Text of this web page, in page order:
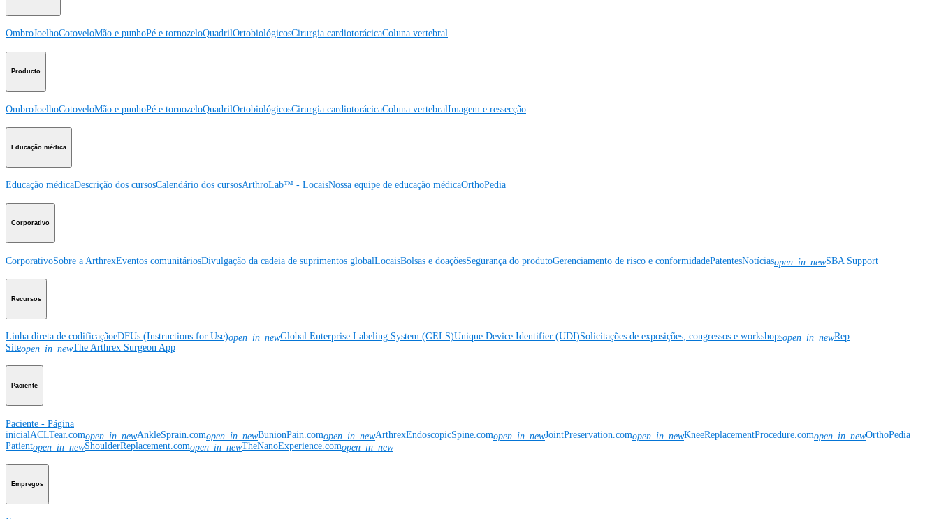
OmbroJoelhoCotoveloMão e punhoPé e tornozeloQuadrilOrtobiológicosCirurgia cardiotorácicaColuna vertebral
Producto
OmbroJoelhoCotoveloMão e punhoPé e tornozeloQuadrilOrtobiológicosCirurgia cardiotorácicaColuna vertebralImagem e ressecção
Educação médica
Educação médicaDescrição dos cursosCalendário dos cursosArthroLab™ - LocaisNossa equipe de educação médicaOrthoPedia
Corporativo
CorporativoSobre a ArthrexEventos comunitáriosDivulgação da cadeia de suprimentos globalLocaisBolsas e doaçõesSegurança do produtoGerenciamento de risco e conformidadePatentesNotíciasopen_in_newSBA Support
Recursos
Linha direta de codificaçãoeDFUs (Instructions for Use)open_in_newGlobal Enterprise Labeling System (GELS)Unique Device Identifier (UDI)Solicitações de exposições, congressos e workshopsopen_in_newRep
Siteopen_in_newThe Arthrex Surgeon App
Paciente
Paciente - Página
inicialACLTear.comopen_in_newAnkleSprain.comopen_in_newBunionPain.comopen_in_newArthrexEndoscopicSpine.comopen_in_newJointPreservation.comopen_in_newKneeReplacementProcedure.comopen_in_newOrthoPedia
Patientopen_in_newShoulderReplacement.comopen_in_newTheNanoExperience.comopen_in_new
Empregos